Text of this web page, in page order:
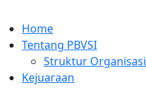
Home
Tentang PBVSI
Struktur Organisasi
Kejuaraan